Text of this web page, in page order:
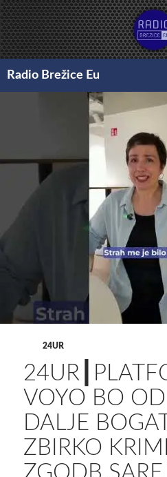
Preskoči
na
vsebino
Radio Brežice Eu
24UR
VOYO BO
DALJE
ZBIRKO